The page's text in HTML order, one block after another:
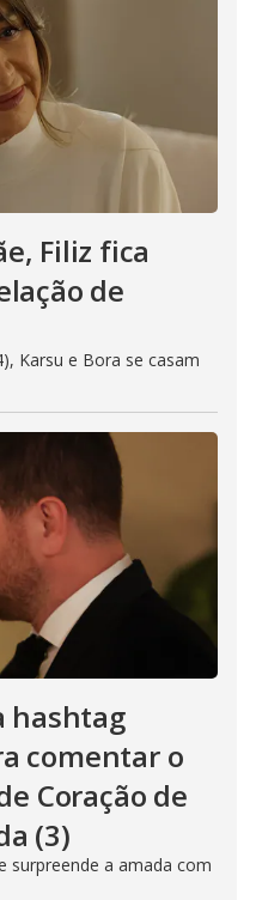
Filiz fica
de
Karsu e Bora se casam
hashtag
comentar o
Coração de
(3)
surpreende a amada com